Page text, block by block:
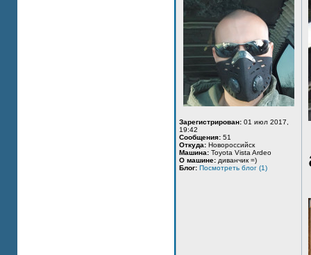
Зарегистрирован: 01 июл 2017,
19:42
Сообщения: 51
Откуда: Новороссийск
Машина: Toyota Vista Ardeo
О машине: диванчик =)
Блог: Посмотреть блог (1)